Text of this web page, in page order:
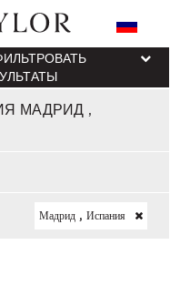
МАДРИД ,
Мадрид , Испания